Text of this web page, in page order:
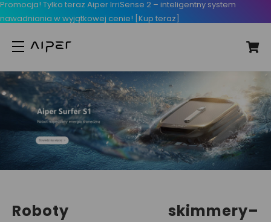
Promocja! Tylko teraz Aiper IrriSense 2 – inteligentny system
nawadniania w wyjątkowej cenie! [Kup teraz]
Roboty skimmery–